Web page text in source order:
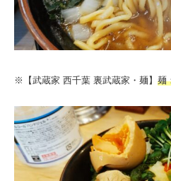
※【武蔵家 西千葉 裏武蔵家・麺】 麺